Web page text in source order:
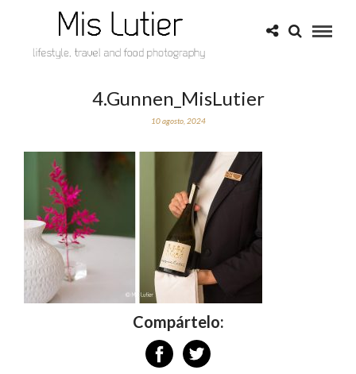
4.Gunnen_MisLutier
10 agosto, 2024
Compártelo: